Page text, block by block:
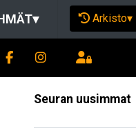
▾ Arkisto▾
Seuran uusimmat